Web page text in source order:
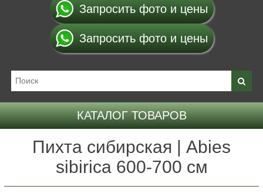
Запросить фото и цены
Запросить фото и цены
КАТАЛОГ ТОВАРОВ
Пихта сибирская | Abies
sibirica 600-700 см